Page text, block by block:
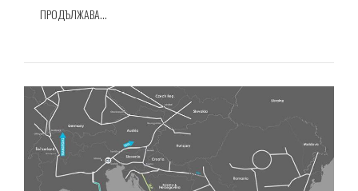
ПРОДЪЛЖАВА...